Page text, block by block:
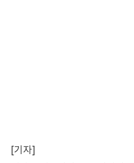
[기자]